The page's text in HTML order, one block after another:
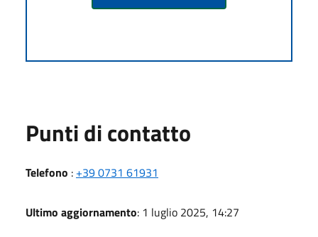
Punti di contatto
Telefono : +39 0731 61931
Ultimo aggiornamento: 1 luglio 2025, 14:27